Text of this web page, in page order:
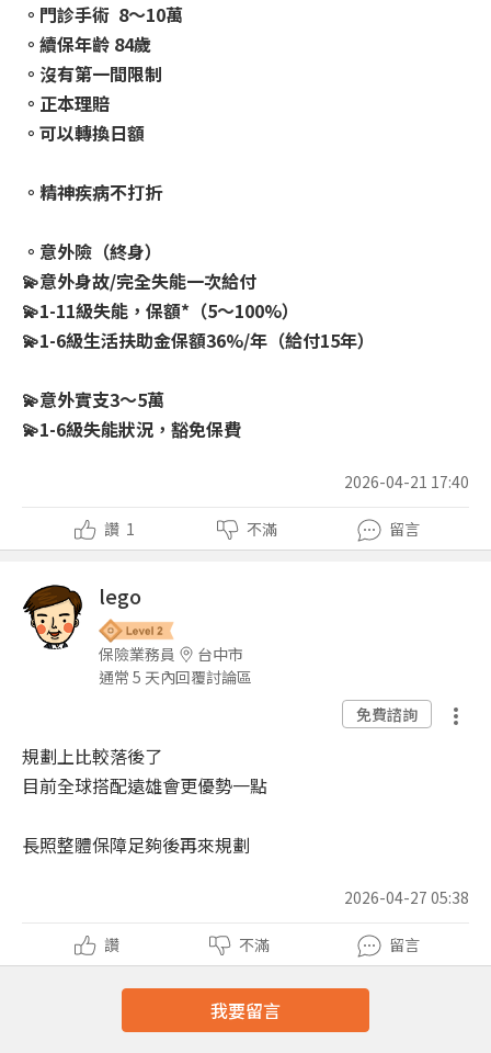
。門診手術 8～10萬
。續保年齡 84歲
。沒有第一間限制
。正本理賠
。可以轉換日額
。精神疾病不打折
。意外險（終身）
💫意外身故/完全失能一次給付
💫1-11級失能，保額*（5～100%）
💫1-6級生活扶助金保額36%/年（給付15年）
💫意外實支3～5萬
💫1-6級失能狀況，豁免保費
2026-04-21 17:40
讚 1 不滿 留言
lego
保險業務員
台中市
通常 5 天內回覆討論區
免費諮詢
規劃上比較落後了
目前全球搭配遠雄會更優勢一點
長照整體保障足夠後再來規劃
2026-04-27 05:38
讚 不滿 留言
我要留言